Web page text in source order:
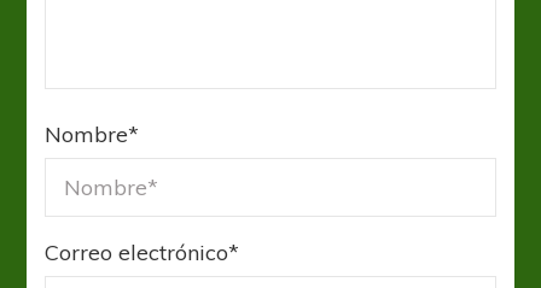
Nombre*
Correo electrónico*